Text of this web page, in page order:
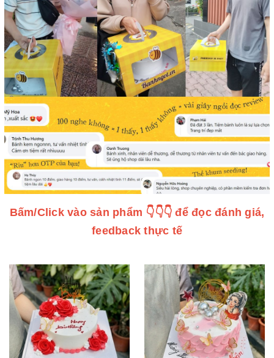
Bấm/Click vào sản phẩm 👇👇👇 để đọc đánh giá,
feedback thực tế